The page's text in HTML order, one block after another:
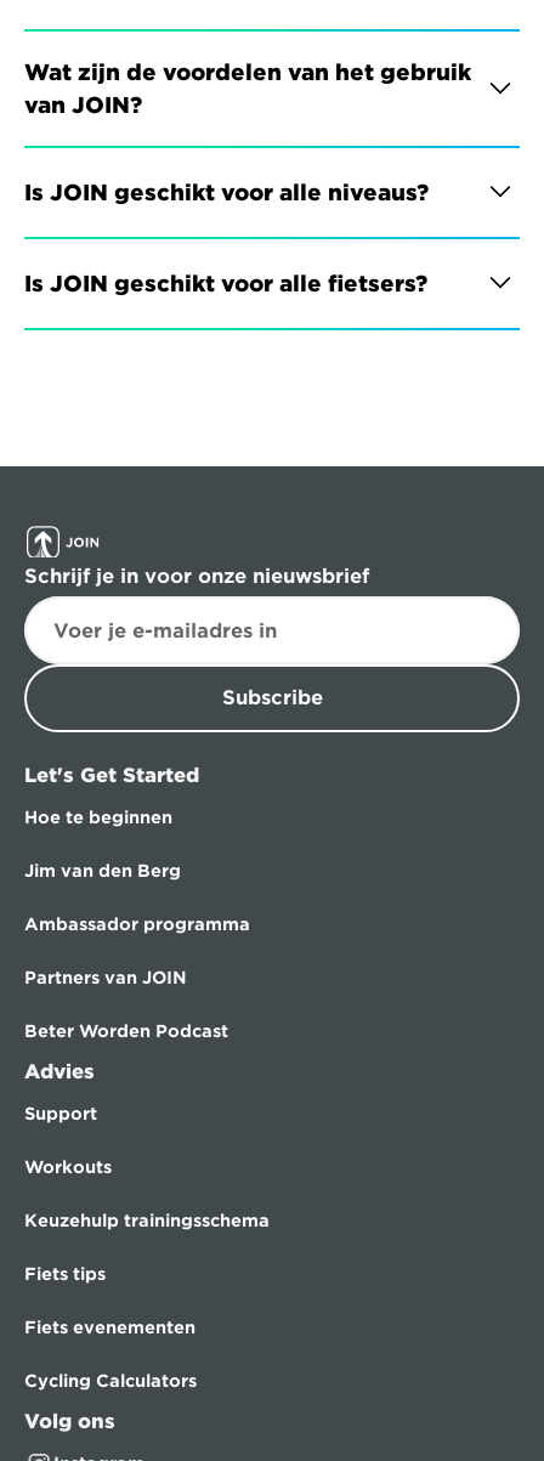
Wat zijn de voordelen van het gebruik
van JOIN?
Is JOIN geschikt voor alle niveaus?
Is JOIN geschikt voor alle fietsers?
Schrijf je in voor onze nieuwsbrief
Subscribe
Let's Get Started
Hoe te beginnen
Jim van den Berg
Ambassador programma
Partners van JOIN
Beter Worden Podcast
Advies
Support
Workouts
Keuzehulp trainingsschema
Fiets tips
Fiets evenementen
Cycling Calculators
Volg ons